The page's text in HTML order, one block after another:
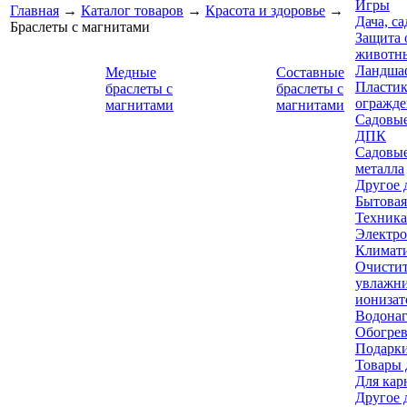
Главная → Каталог товаров → Красота и здоровье →
Браслеты с магнитами
Медные
браслеты с
магнитами
Составные
браслеты с
магнитами
Игры
Дача,
Защита
ДПК
металла
Другое
Товары
Для
Другое